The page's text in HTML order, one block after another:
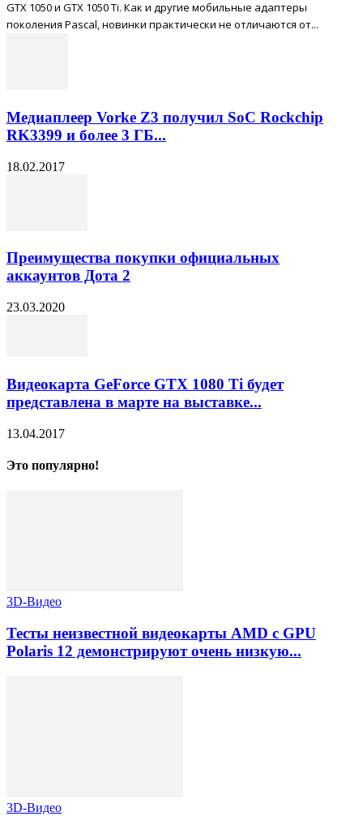
GTX 1050 и GTX 1050 Ti. Как и другие мобильные адаптеры
поколения Pascal, новинки практически не отличаются от...
Медиаплеер Vorke Z3 получил SoC Rockchip
RK3399 и более 3 ГБ...
18.02.2017
Преимущества покупки официальных
аккаунтов Дота 2
23.03.2020
Видеокарта GeForce GTX 1080 Ti будет
представлена в марте на выставке...
13.04.2017
Это популярно!
3D-Видео
Тесты неизвестной видеокарты AMD с GPU
Polaris 12 демонстрируют очень низкую...
3D-Видео